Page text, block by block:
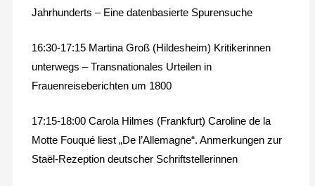
Jahrhunderts – Eine datenbasierte Spurensuche
16:30-17:15 Martina Groß (Hildesheim) Kritikerinnen
unterwegs – Transnationales Urteilen in
Frauenreiseberichten um 1800
17:15-18:00 Carola Hilmes (Frankfurt) Caroline de la
Motte Fouqué liest „De l’Allemagne“. Anmerkungen zur
Staël-Rezeption deutscher Schriftstellerinnen